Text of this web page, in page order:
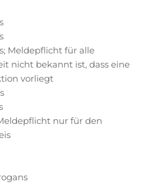
Meldepflicht für alle
nicht bekannt ist, dass eine
vorliegt
nur für den